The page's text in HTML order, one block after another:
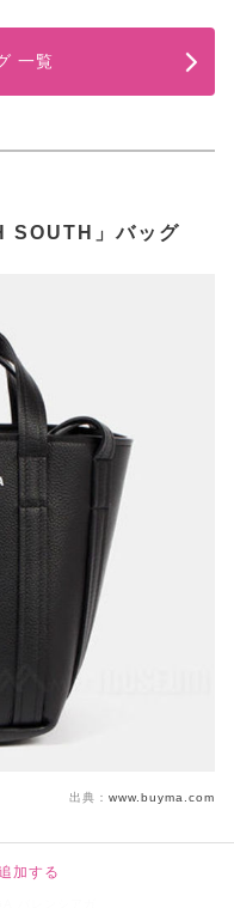
一覧
SOUTH」バッグ
出典： www.buyma.com
加する